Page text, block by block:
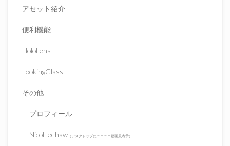
アセット紹介
便利機能
HoloLens
LookingGlass
その他
プロフィール
NicoHeehaw（デスクトップにニコニコ動画風表示）